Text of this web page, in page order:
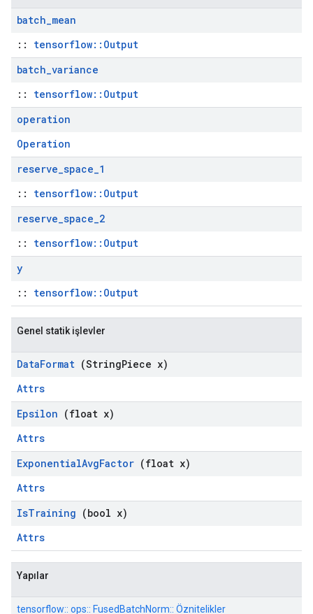
batch_mean
:: tensorflow::Output
batch_variance
:: tensorflow::Output
operation
Operation
reserve_space_1
:: tensorflow::Output
reserve_space_2
:: tensorflow::Output
y
:: tensorflow::Output
Genel statik işlevler
DataFormat (StringPiece x)
Attrs
Epsilon (float x)
Attrs
ExponentialAvgFactor (float x)
Attrs
IsTraining (bool x)
Attrs
Yapılar
tensorflow:: ops:: FusedBatchNorm:: Öznitelikler